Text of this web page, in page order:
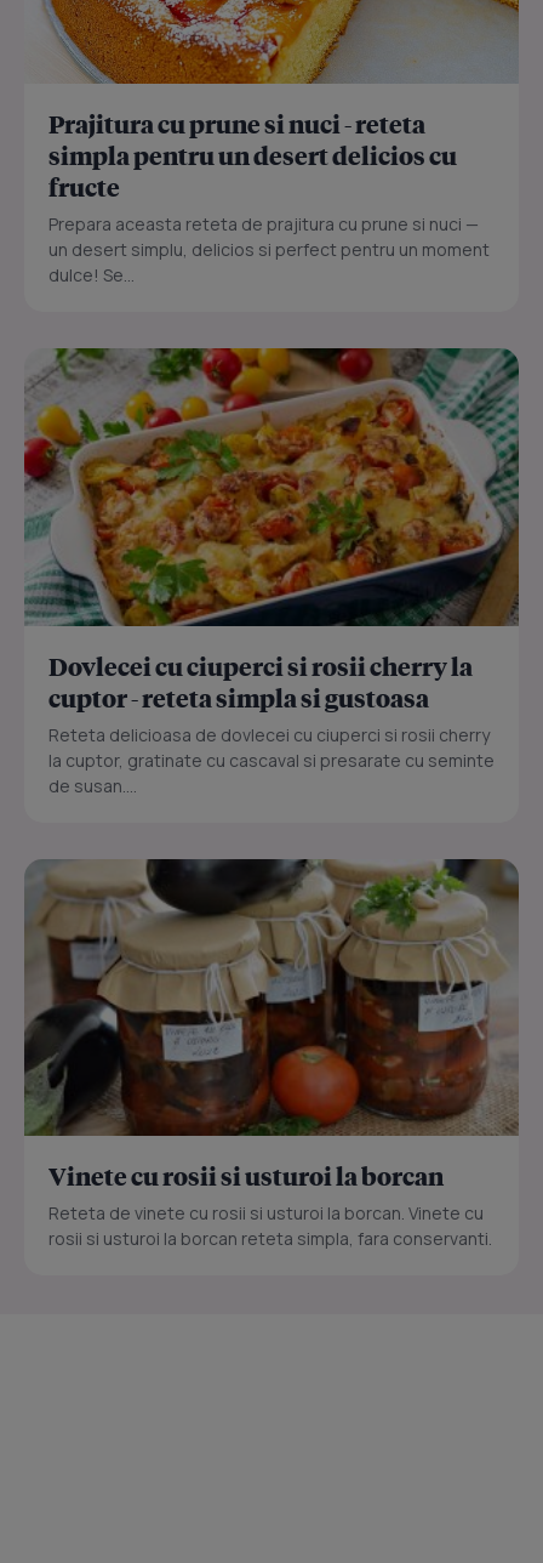
Prajitura cu prune si nuci - reteta
simpla pentru un desert delicios cu
fructe
Prepara aceasta reteta de prajitura cu prune si nuci —
un desert simplu, delicios si perfect pentru un moment
dulce! Se...
Dovlecei cu ciuperci si rosii cherry la
cuptor - reteta simpla si gustoasa
Reteta delicioasa de dovlecei cu ciuperci si rosii cherry
la cuptor, gratinate cu cascaval si presarate cu seminte
de susan....
Vinete cu rosii si usturoi la borcan
Reteta de vinete cu rosii si usturoi la borcan. Vinete cu
rosii si usturoi la borcan reteta simpla, fara conservanti.